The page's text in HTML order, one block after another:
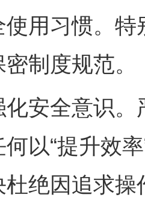
使用习惯。
制度规范。
全意识。严
以“提升效
杜绝因追求